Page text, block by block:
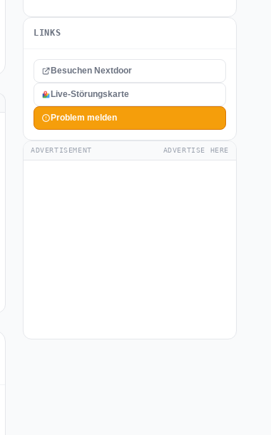
LINKS
Besuchen Nextdoor
Live-Störungskarte
Problem melden
ADVERTISEMENT ADVERTISE HERE